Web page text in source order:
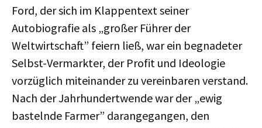
Ford, der sich im Klappentext seiner
Autobiografie als „großer Führer der
Weltwirtschaft” feiern ließ, war ein begnadeter
Selbst-Vermarkter, der Profit und Ideologie
vorzüglich miteinander zu vereinbaren verstand.
Nach der Jahrhundertwende war der „ewig
bastelnde Farmer” darangegangen, den